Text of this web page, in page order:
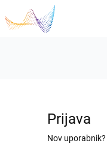
Prijava
Nov uporabnik?